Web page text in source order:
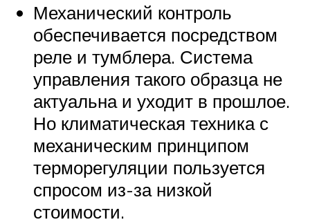
Механический контроль
обеспечивается посредством
реле и тумблера. Система
управления такого образца не
актуальна и уходит в прошлое.
Но климатическая техника с
механическим принципом
терморегуляции пользуется
спросом из-за низкой
стоимости.